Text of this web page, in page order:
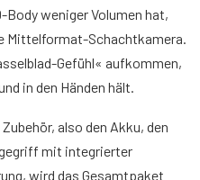
Body weniger Volumen hat,
Mittelformat-Schachtkamera.
Gefühl« aufkommen,
in den Händen hält.
also den Akku, den
mit integrierter
wird das Gesamtpaket